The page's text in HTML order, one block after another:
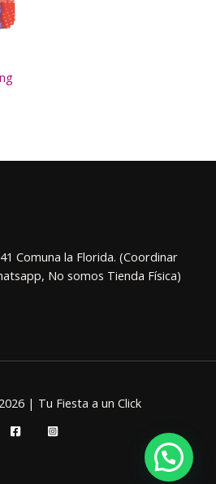
Comuna la Florida. (Coordinar
No somos Tienda Física)
| Tu Fiesta a un Click